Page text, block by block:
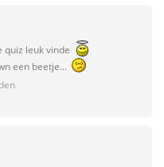
quiz leuk vinde
een beetje...